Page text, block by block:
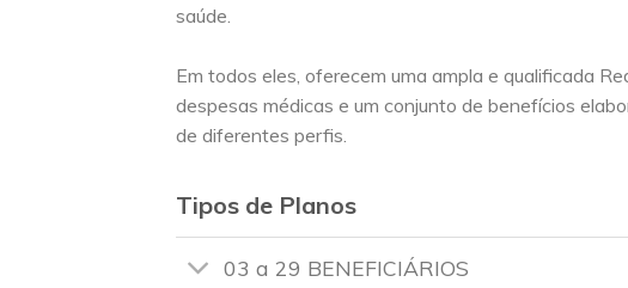
saúde.
Em todos eles, oferecem uma ampla e qualificada
despesas médicas e um conjunto de benefícios
de diferentes perfis.
Tipos de Planos
03 a 29 BENEFICIÁRIOS